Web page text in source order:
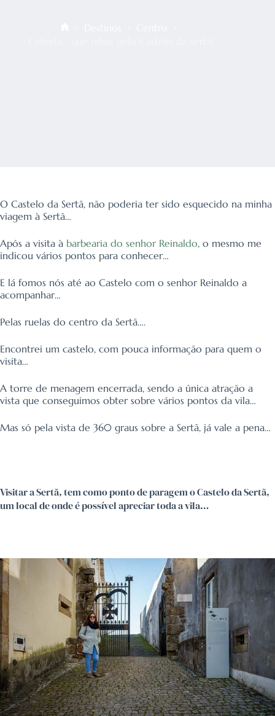
O Castelo da Sertã, não poderia ter sido esquecido na minha
viagem à Sertã…
Após a visita à barbearia do senhor Reinaldo, o mesmo me
indicou vários pontos para conhecer…
E lá fomos nós até ao Castelo com o senhor Reinaldo a
acompanhar…
Pelas ruelas do centro da Sertã….
Encontrei um castelo, com pouca informação para quem o
visita…
A torre de menagem encerrada, sendo a única atração a
vista que conseguimos obter sobre vários pontos da vila…
Mas só pela vista de 360 graus sobre a Sertã, já vale a pena…
Visitar a Sertã, tem como ponto de paragem o Castelo da Sertã,
um local de onde é possível apreciar toda a vila…